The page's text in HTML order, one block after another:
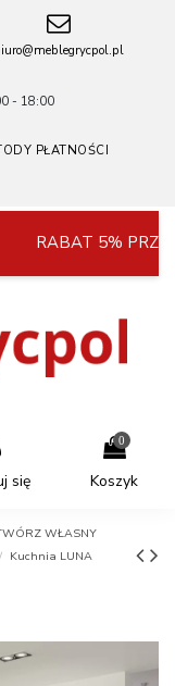
- 18:00
PŁATNOŚCI
RABAT 5% PRZY
się
0
Koszyk
WŁASNY
Kuchnia LUNA